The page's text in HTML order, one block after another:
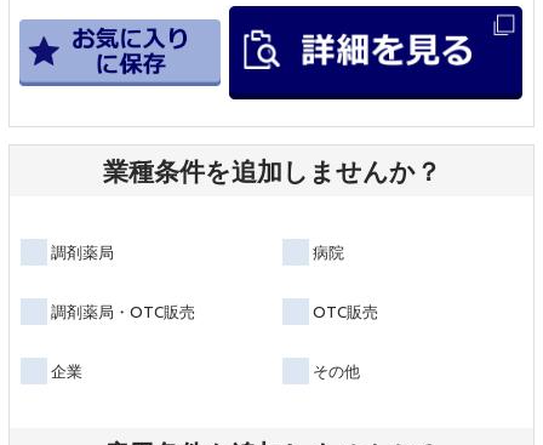
業種条件を追加しませんか？
調剤薬局 病院
調剤薬局・OTC販売 OTC販売
企業 その他